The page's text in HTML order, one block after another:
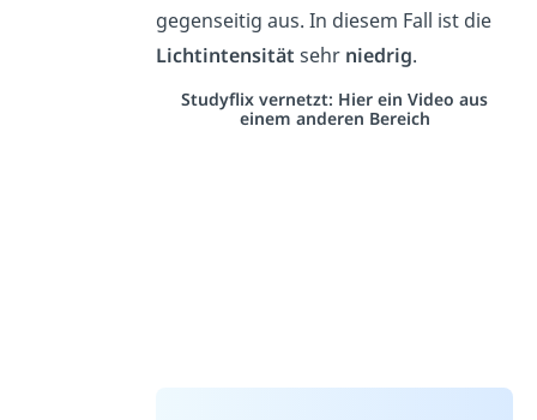
gegenseitig aus. In diesem Fall ist die
Lichtintensität sehr niedrig.
Studyflix vernetzt: Hier ein Video aus
einem anderen Bereich